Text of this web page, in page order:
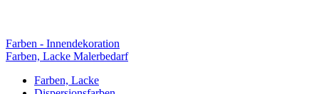
Farben - Innendekoration
Farben, Lacke Malerbedarf
Farben, Lacke